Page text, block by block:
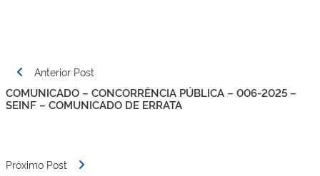
Navegação
de
Post
Anterior Post
COMUNICADO – CONCORRÊNCIA PÚBLICA – 006-2025 –
SEINF – COMUNICADO DE ERRATA
Próximo Post